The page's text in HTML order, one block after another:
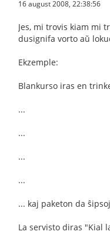
16 august 2008, 22:38:56
Jes, mi trovis kiam mi
dusignifa vorto aŭ
Ekzemple:
Blankurso iras en
...
...
...
...
... kaj paketon da
La servisto diras "Kial